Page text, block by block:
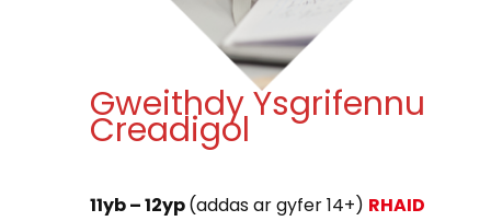
Gweithdy Ysgrifennu
Creadigol
11yb – 12yp(addas ar gyfer 14+) RHAID